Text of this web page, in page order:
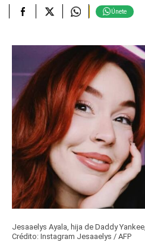
Únete
Jesaaelys Ayala, hija de Daddy
Crédito: Instagram Jesaaelys / AFP